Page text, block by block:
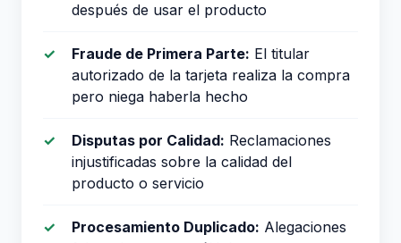
después de usar el producto
Fraude de Primera Parte: El titular
autorizado de la tarjeta realiza la compra
pero niega haberla hecho
Disputas por Calidad: Reclamaciones
injustificadas sobre la calidad del
producto o servicio
Procesamiento Duplicado: Alegaciones